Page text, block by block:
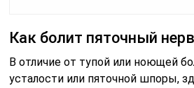
Как болит пяточный
В отличие от тупой или ноющей
усталости или пяточной шпоры,